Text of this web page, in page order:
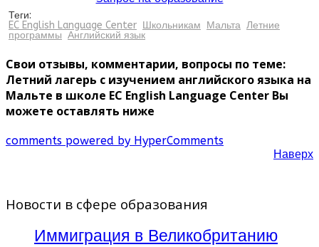
Теги:
EC English Language Center Школьникам Мальта Летние
программы Английский язык
Свои отзывы, комментарии, вопросы по теме:
Летний лагерь с изучением английского языка на
Мальте в школе EC English Language Center Вы
можете оставлять ниже
comments powered by HyperComments
Наверх
Новости в сфере образования
Иммиграция в Великобританию